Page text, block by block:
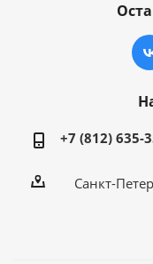
+7 (812) 635-
Санкт-